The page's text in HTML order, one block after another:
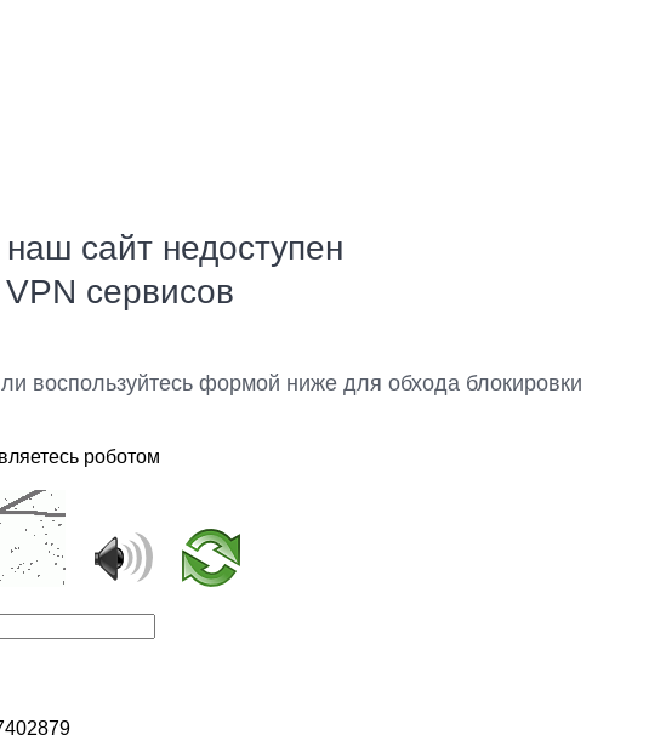
сайт недоступен
сервисов
воспользуйтесь формой ниже для обхода блокировки
роботом